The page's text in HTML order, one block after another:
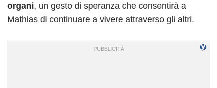
organi, un gesto di speranza che consentirà a
Mathias di continuare a vivere attraverso gli altri.